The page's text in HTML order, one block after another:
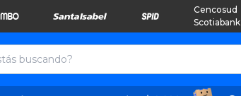
Cencosud
Scotiabank